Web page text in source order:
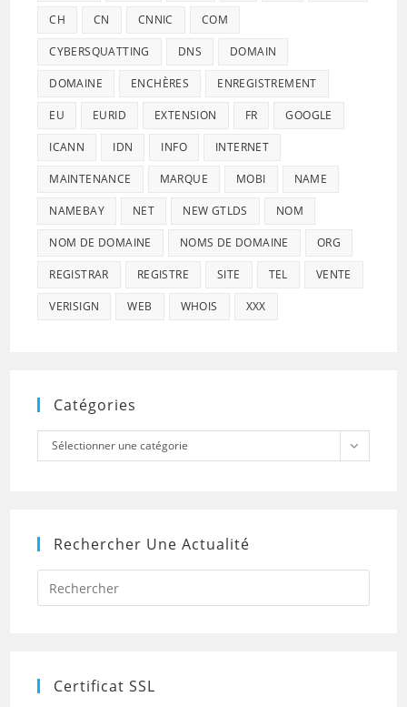
CH CN CNNIC COM
CYBERSQUATTING DNS DOMAIN
DOMAINE ENCHÈRES ENREGISTREMENT
EU EURID EXTENSION FR GOOGLE
ICANN IDN INFO INTERNET
MAINTENANCE MARQUE MOBI NAME
NAMEBAY NET NEW GTLDS NOM
NOM DE DOMAINE NOMS DE DOMAINE ORG
REGISTRAR REGISTRE SITE TEL VENTE
VERISIGN WEB WHOIS XXX
Catégories
Catégories
Sélectionner une catégorie
Rechercher Une Actualité
Press
to
Certificat SSL